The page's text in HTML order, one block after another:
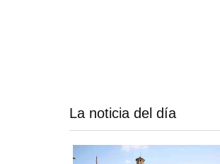
La noticia del día